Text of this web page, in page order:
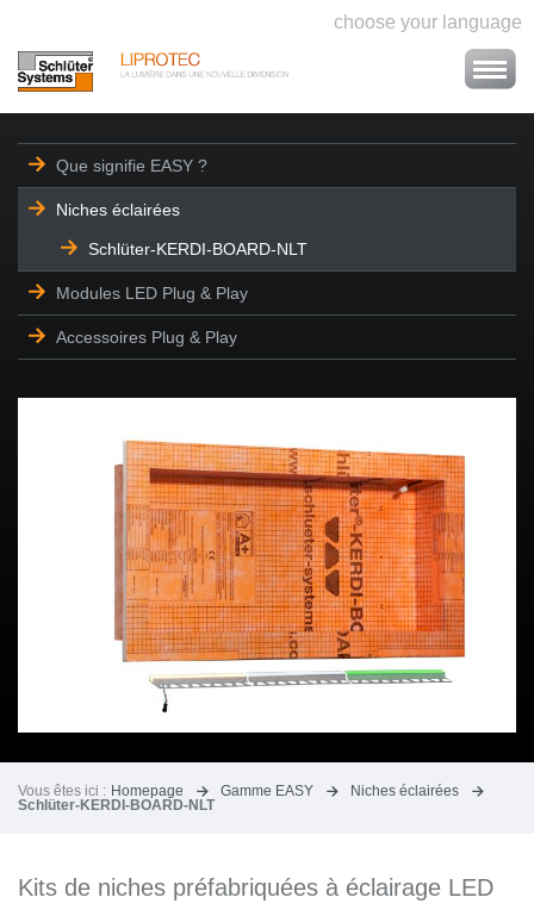
choose your language
Que signifie EASY ?
Niches éclairées
Schlüter-KERDI-BOARD-NLT
Modules LED Plug & Play
Accessoires Plug & Play
Vous êtes ici : Homepage Gamme EASY
Niches éclairées
Schlüter-KERDI-BOARD-NLT
Kits de niches préfabriquées à éclairage LED